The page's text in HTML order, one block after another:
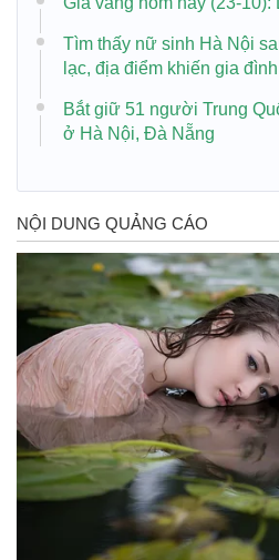
Tìm thấy nữ sinh Hà Nội
lạc, địa điểm khiến gia
Bắt giữ 51 người Trung
ở Hà Nội, Đà Nẵng